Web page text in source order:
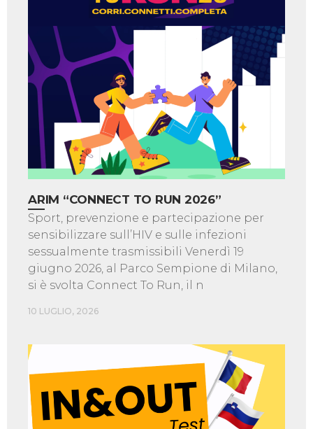
ARIM “CONNECT TO RUN 2026”
Sport, prevenzione e partecipazione per
sensibilizzare sull’HIV e sulle infezioni
sessualmente trasmissibili Venerdì 19
giugno 2026, al Parco Sempione di Milano,
si è svolta Connect To Run, il n
10 LUGLIO, 2026